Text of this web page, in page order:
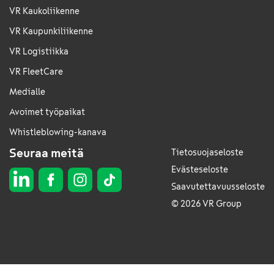
VR Kaukoliikenne
VR Kaupunkiliikenne
VR Logistiikka
VR FleetCare
Medialle
Avoimet työpaikat
Whistleblowing-kanava
Seuraa meitä
Tietosuojaseloste
Evästeseloste
Saavutettavuusseloste
© 2026 VR Group